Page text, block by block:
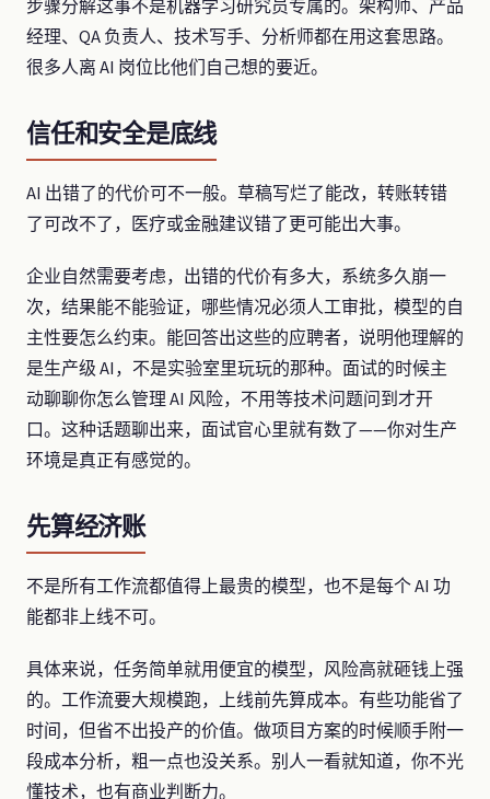
步骤分解这事不是机器学习研究员专属的。架构师、产品
经理、QA 负责人、技术写手、分析师都在用这套思路。
很多人离 AI 岗位比他们自己想的要近。
信任和安全是底线
AI 出错了的代价可不一般。草稿写烂了能改，转账转错
了可改不了，医疗或金融建议错了更可能出大事。
企业自然需要考虑，出错的代价有多大，系统多久崩一
次，结果能不能验证，哪些情况必须人工审批，模型的自
主性要怎么约束。能回答出这些的应聘者，说明他理解的
是生产级 AI，不是实验室里玩玩的那种。面试的时候主
动聊聊你怎么管理 AI 风险，不用等技术问题问到才开
口。这种话题聊出来，面试官心里就有数了——你对生产
环境是真正有感觉的。
先算经济账
不是所有工作流都值得上最贵的模型，也不是每个 AI 功
能都非上线不可。
具体来说，任务简单就用便宜的模型，风险高就砸钱上强
的。工作流要大规模跑，上线前先算成本。有些功能省了
时间，但省不出投产的价值。做项目方案的时候顺手附一
段成本分析，粗一点也没关系。别人一看就知道，你不光
懂技术，也有商业判断力。